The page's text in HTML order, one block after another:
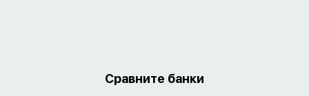
Сравните банки